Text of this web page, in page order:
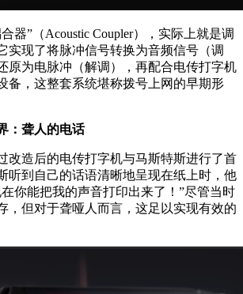
器”（Acoustic Coupler），实际上就是调
实现了将脉冲信号转换为音频信号（调
原为电脉冲（解调），再配合电传打字机
备，这整套系统堪称拨号上网的早期形
：聋人的电话
改造后的电传打字机与马斯特斯进行了首
听到自己的话语清晰地呈现在纸上时，他
你能把我的声音打印出来了！”尽管当时
，但对于聋哑人而言，这足以实现有效的